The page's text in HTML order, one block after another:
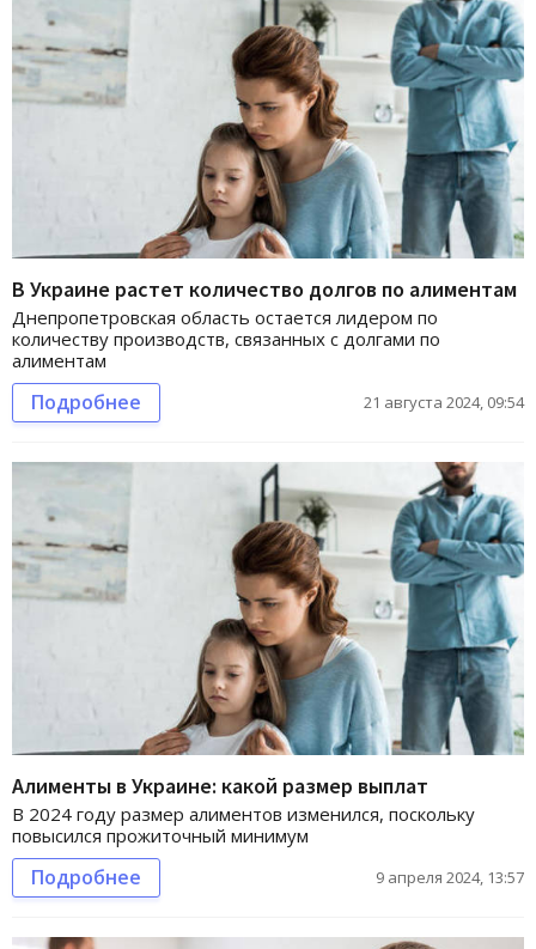
В Украине растет количество долгов по алиментам
Днепропетровская область остается лидером по
количеству производств, связанных с долгами по
алиментам
Подробнее 21 августа 2024, 09:54
Алименты в Украине: какой размер выплат
В 2024 году размер алиментов изменился, поскольку
повысился прожиточный минимум
Подробнее 9 апреля 2024, 13:57